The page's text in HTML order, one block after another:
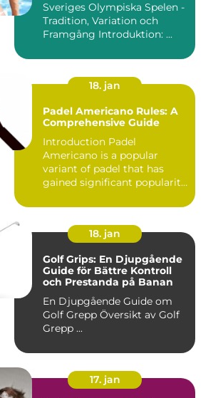
Sveriges Olympiska Spelen -
Tradition, Variation och
Framgång Introduktion: ...
18. jan
Padel Americano Rules: A
Comprehensive Guide
Introduction Padel
Americano is a popular
variant of padel that has
gained significant popularity
18. jan
Golf Grips: En Djupgående
Guide för Bättre Kontroll
och Prestanda på Banan
En Djupgående Guide om
Golf Grepp Översikt av Golf
Grepp ...
17. jan